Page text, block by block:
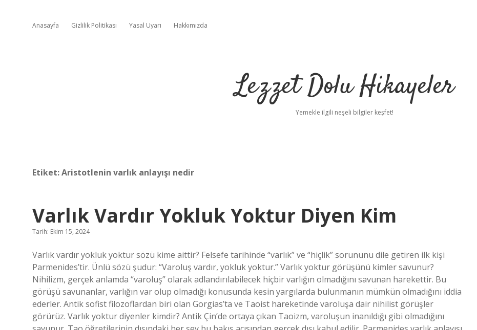
Anasayfa Gizlilik Politikası Yasal Uyarı Hakkımızda
Lezzet Dolu Hikayeler
Yemekle ilgili neşeli bilgiler keşfet!
Etiket:Aristotlenin varlık anlayışı nedir
Varlık Vardır Yokluk Yoktur Diyen Kim
Tarih: Ekim 15, 2024
Varlık vardır yokluk yoktur sözü kime aittir? Felsefe tarihinde “varlık” ve “hiçlik” sorununu dile getiren ilk kişi
Parmenides’tir. Ünlü sözü şudur: “Varoluş vardır, yokluk yoktur.” Varlık yoktur görüşünü kimler savunur?
Nihilizm, gerçek anlamda “varoluş” olarak adlandırılabilecek hiçbir varlığın olmadığını savunan harekettir. Bu
görüşü savunanlar, varlığın var olup olmadığı konusunda kesin yargılarda bulunmanın mümkün olmadığını iddia
ederler. Antik sofist filozoflardan biri olan Gorgias’ta ve Taoist hareketinde varoluşa dair nihilist görüşler
görürüz. Varlık yoktur diyenler kimdir? Antik Çin’de ortaya çıkan Taoizm, varoluşun inanıldığı gibi olmadığını